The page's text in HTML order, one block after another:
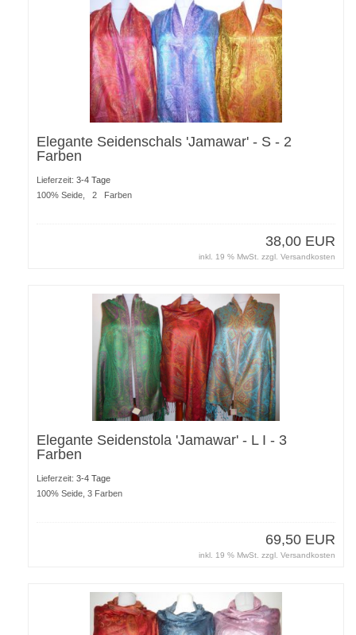
Elegante Seidenschals 'Jamawar' - S - 2
Farben
Lieferzeit: 3-4 Tage
100% Seide, 2 Farben
38,00 EUR
inkl. 19 % MwSt. zzgl. Versandkosten
Elegante Seidenstola 'Jamawar' - L I - 3
Farben
Lieferzeit: 3-4 Tage
100% Seide, 3 Farben
69,50 EUR
inkl. 19 % MwSt. zzgl. Versandkosten